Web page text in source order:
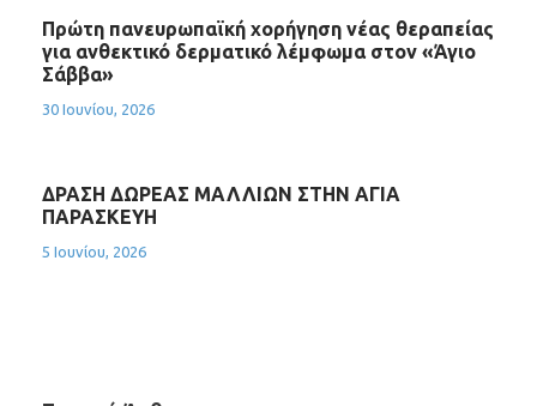
Πρώτη πανευρωπαϊκή χορήγηση νέας θεραπείας
για ανθεκτικό δερματικό λέμφωμα στον «Άγιο
Σάββα»
30 Ιουνίου, 2026
ΔΡΑΣΗ ΔΩΡΕΑΣ ΜΑΛΛΙΩΝ ΣΤΗΝ ΑΓΙΑ
ΠΑΡΑΣΚΕΥΗ
5 Ιουνίου, 2026